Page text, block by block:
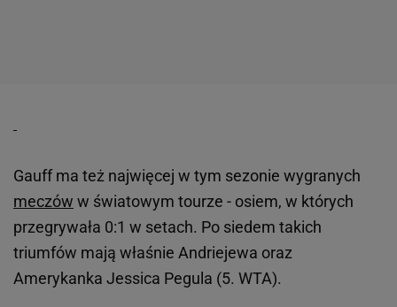
Gauff ma też najwięcej w tym sezonie wygranych
meczów w światowym tourze - osiem, w których
przegrywała 0:1 w setach. Po siedem takich
triumfów mają właśnie Andriejewa oraz
Amerykanka Jessica Pegula (5. WTA).